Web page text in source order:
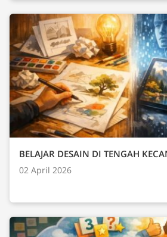
BELAJAR DESAIN DI TENGAH
02 April 2026